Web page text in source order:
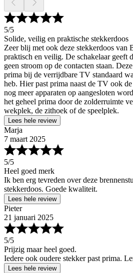
5/5
Solide, veilig en praktische stekkerdoos
Zeer blij met ook deze stekkerdoos van
praktisch en veilig. De schakelaar geeft
geen stroom op de contacten staan.
prima bij de verrijdbare TV standaard
heb. Hier past prima naast de TV ook
nog meer apparaten op aangesloten
het geheel prima door de zolderruimte
wekplek, de zithoek of de speelplek.
Lees hele review
Marja
7 maart 2025
5/5
Heel goed merk
Ik ben erg tevreden over deze
stekkerdoos. Goede kwaliteit.
Lees hele review
Pieter
21 januari 2025
5/5
Prijzig maar heel goed.
Iedere ook oudere stekker past prima.
Lees hele review